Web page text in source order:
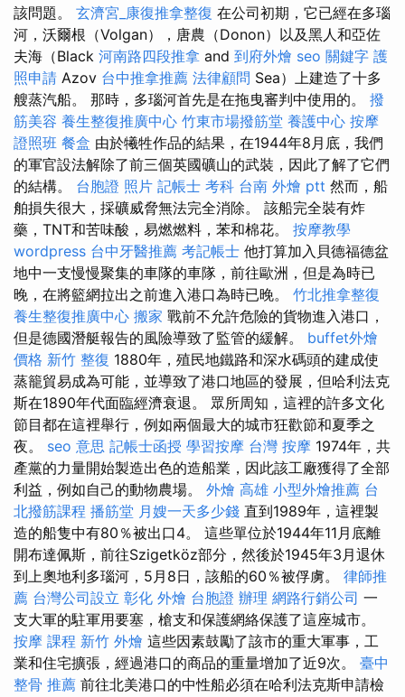
該問題。 玄濟宮_康復推拿整復 在公司初期，它已經在多瑙
河，沃爾根（Volgan），唐農（Donon）以及黑人和亞佐
夫海（Black 河南路四段推拿 and 到府外燴 seo 關鍵字 護
照申請 Azov 台中推拿推薦 法律顧問 Sea）上建造了十多
艘蒸汽船。 那時，多瑙河首先是在拖曳審判中使用的。 撥
筋美容 養生整復推廣中心 竹東市場撥筋堂 養護中心 按摩
證照班 餐盒 由於犧牲作品的結果，在1944年8月底，我們
的軍官設法解除了前三個英國礦山的武裝，因此了解了它們
的結構。 台胞證 照片 記帳士 考科 台南 外燴 ptt 然而，船
舶損失很大，採礦威脅無法完全消除。 該船完全裝有炸
藥，TNT和苦味酸，易燃燃料，苯和棉花。 按摩教學
wordpress 台中牙醫推薦 考記帳士 他打算加入貝德福德盆
地中一支慢慢聚集的車隊的車隊，前往歐洲，但是為時已
晚，在將籃網拉出之前進入港口為時已晚。 竹北推拿整復
養生整復推廣中心 搬家 戰前不允許危險的貨物進入港口，
但是德國潛艇報告的風險導致了監管的緩解。 buffet外燴
價格 新竹 整復 1880年，殖民地鐵路和深水碼頭的建成使
蒸籠貿易成為可能，並導致了港口地區的發展，但哈利法克
斯在1890年代面臨經濟衰退。 眾所周知，這裡的許多文化
節目都在這裡舉行，例如兩個最大的城市狂歡節和夏季之
夜。 seo 意思 記帳士函授 學習按摩 台灣 按摩 1974年，共
產黨的力量開始製造出色的造船業，因此該工廠獲得了全部
利益，例如自己的動物農場。 外燴 高雄 小型外燴推薦 台
北撥筋課程 播筋堂 月嫂一天多少錢 直到1989年，這裡製
造的船隻中有80％被出口4。 這些單位於1944年11月底離
開布達佩斯，前往Szigetköz部分，然後於1945年3月退休
到上奧地利多瑙河，5月8日，該船的60％被俘虜。 律師推
薦 台灣公司設立 彰化 外燴 台胞證 辦理 網路行銷公司 一
支大軍的駐軍用要塞，槍支和保護網絡保護了這座城市。
按摩 課程 新竹 外燴 這些因素鼓勵了該市的重大軍事，工
業和住宅擴張，經過港口的商品的重量增加了近9次。 臺中
整骨 推薦 前往北美港口的中性船必須在哈利法克斯申請檢